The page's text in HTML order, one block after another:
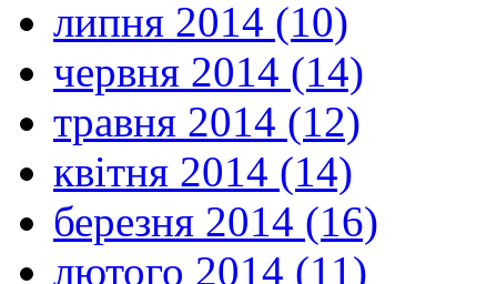
липня 2014 (10)
червня 2014 (14)
травня 2014 (12)
квітня 2014 (14)
березня 2014 (16)
лютого 2014 (11)